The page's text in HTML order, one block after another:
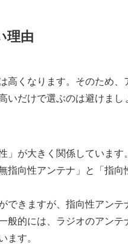
理由
高くなります。そのため、
いだけで選ぶのは避けまし
」が大きく関係しています
向性アンテナ」と「指向
できますが、指向性アンテ
般的には、ラジオのアンテ
す。